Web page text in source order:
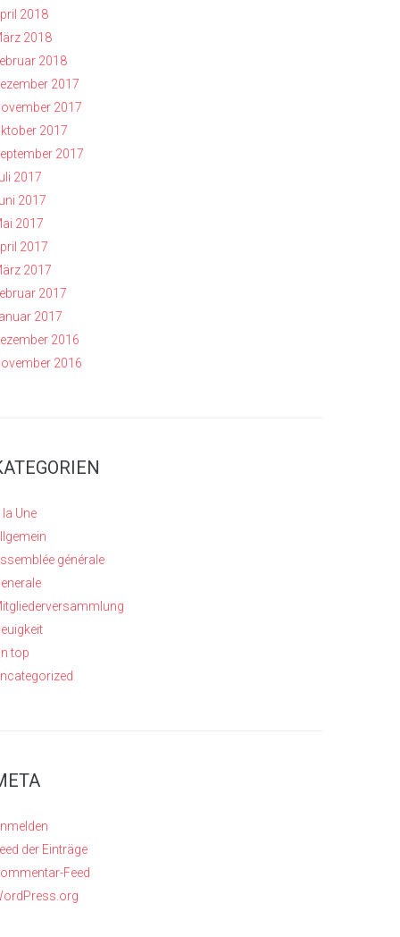
2018
2018
2018
2017
2017
2017
2017
2017
2017
2017
2017
2017
2017
2017
2016
2016
la Une
générale
top
der Einträge
Feed